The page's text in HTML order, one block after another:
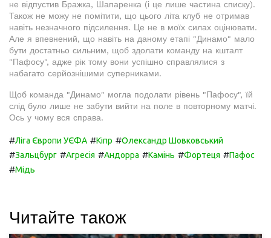
не відпустив Бражка, Шапаренка (і це лише частина списку).
Також не можу не помітити, що цього літа клуб не отримав
навіть незначного підсилення. Це не в моїх силах оцінювати.
Але я впевнений, що навіть на даному етапі "Динамо" мало
бути достатньо сильним, щоб здолати команду на кшталт
"Пафосу", адже рік тому вони успішно справлялися з
набагато серйознішими суперниками.
Щоб команда "Динамо" могла подолати рівень "Пафосу", їй
слід було лише не забути вийти на поле в повторному матчі.
Ось у чому вся справа.
#Ліга Європи УЄФА #Кіпр #Олександр Шовковський
#Зальцбург #Агресія #Андорра #Камінь #Фортеця #Пафос
#Мідь
Читайте також